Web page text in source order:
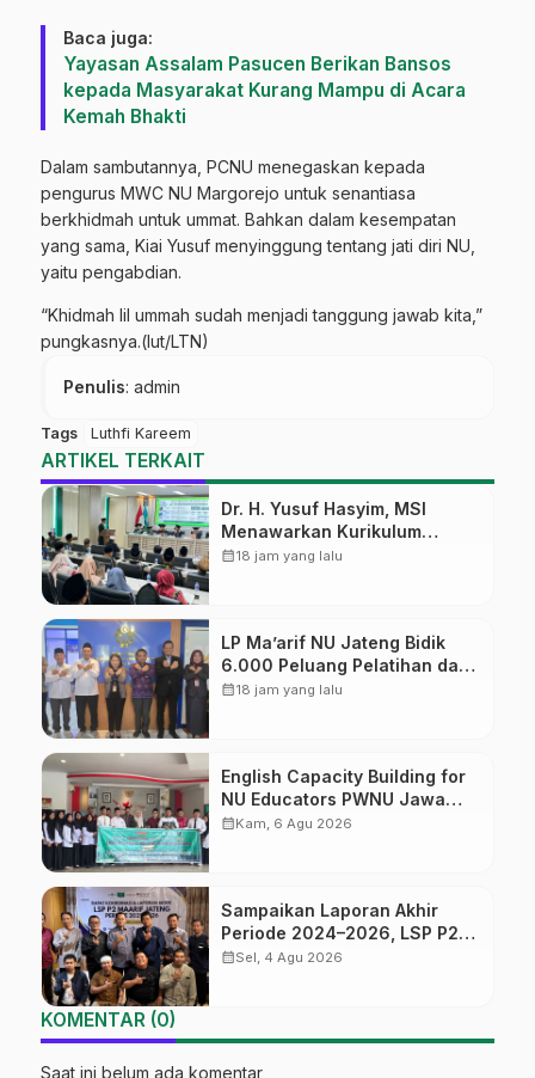
Baca juga:
Yayasan Assalam Pasucen Berikan Bansos
kepada Masyarakat Kurang Mampu di Acara
Kemah Bhakti
Dalam sambutannya, PCNU menegaskan kepada
pengurus MWC NU Margorejo untuk senantiasa
berkhidmah untuk ummat. Bahkan dalam kesempatan
yang sama, Kiai Yusuf menyinggung tentang jati diri NU,
yaitu pengabdian.
“Khidmah lil ummah sudah menjadi tanggung jawab kita,”
pungkasnya.(lut/LTN)
Penulis: admin
Tags Luthfi Kareem
ARTIKEL TERKAIT
Dr. H. Yusuf Hasyim, MSI
Menawarkan Kurikulum
Diversifikasi, Harapan Baru
calendar_month18 jam yang lalu
LP Ma’arif NU Jateng Bidik
6.000 Peluang Pelatihan dan
Sertifikasi bagi Lulusan SMK
calendar_month18 jam yang lalu
English Capacity Building for
NU Educators PWNU Jawa
Tengah Batch#4; Membuka
calendar_monthKam, 6 Agu 2026
Sampaikan Laporan Akhir
Periode 2024–2026, LSP P2
Ma’arif NU Jateng Mantapkan
calendar_monthSel, 4 Agu 2026
KOMENTAR (0)
Saat ini belum ada komentar